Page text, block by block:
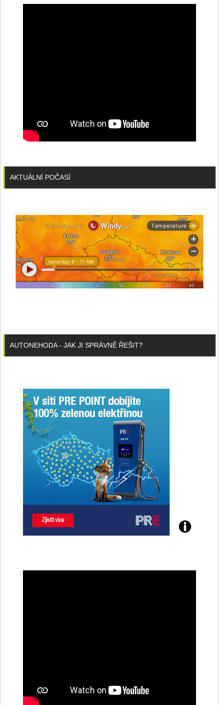
AKTUÁLNÍ POČASÍ
AUTONEHODA - JAK JI SPRÁVNĚ ŘEŠIT?
Poznejte